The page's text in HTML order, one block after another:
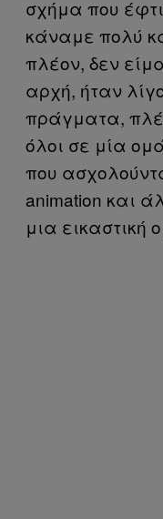
σχήμα που
κάναμε πολύ
πλέον, δεν
αρχή, ήταν
πράγματα,
όλοι σε μία
που
animation και
μια εικαστική